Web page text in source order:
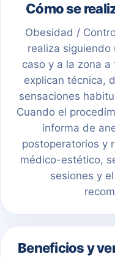
Cómo se
Obesidad /
realiza
caso y a la zona a
explican técnica,
sensaciones
Cuando el
informa de
postoperatorios y
médico-estético,
sesiones y
Beneficios y